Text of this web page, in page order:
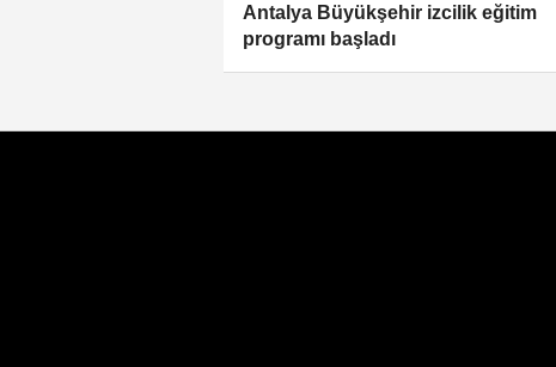
Antalya Büyükşehir izcilik eğitim
programı başladı